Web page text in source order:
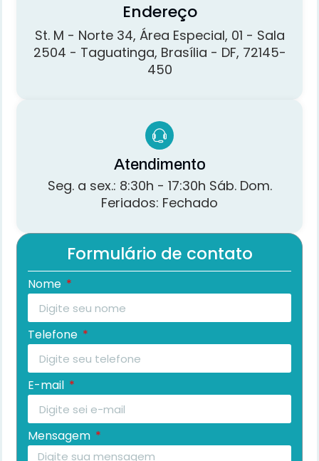
Endereço
St. M - Norte 34, Área Especial, 01 - Sala
2504 - Taguatinga, Brasília - DF, 72145-
450
Atendimento
Seg. a sex.: 8:30h - 17:30h Sáb. Dom.
Feriados: Fechado
Formulário de contato
Nome
Telefone
E-mail
Mensagem